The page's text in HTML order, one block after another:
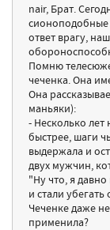
nair, Брат.
сионоподобные
ответ врагу,
Помню
чеченка. Она
Она
маньяки):
- Несколько
быстрее, шаги
выдержала и
двух мужчин,
"Ну что, я
и стали убегать
Чеченке даже
применила?